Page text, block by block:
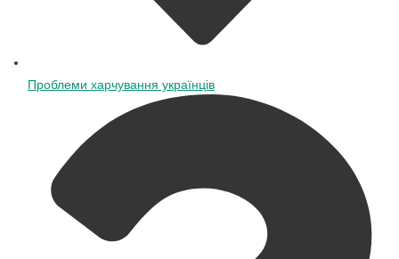
Проблеми харчування українців